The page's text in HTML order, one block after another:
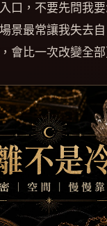
口，不要先問我要
景最常讓我失去
會比一次改變全部